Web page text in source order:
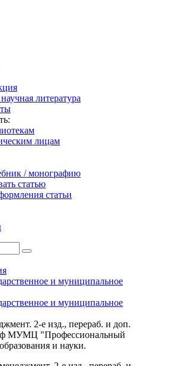
литература
лицам
/ монографию
статью
статьи
и муниципальное
и муниципальное
2-е изд., перераб. и доп.
МУМЦ "Профессиональный
и науки.